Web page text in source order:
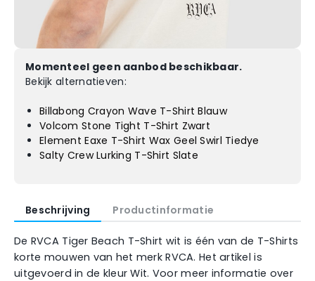
Momenteel geen aanbod beschikbaar.
Bekijk alternatieven:
Billabong Crayon Wave T-Shirt Blauw
Volcom Stone Tight T-Shirt Zwart
Element Eaxe T-Shirt Wax Geel Swirl Tiedye
Salty Crew Lurking T-Shirt Slate
Beschrijving Productinformatie
De RVCA Tiger Beach T-Shirt wit is één van de T-Shirts
korte mouwen van het merk RVCA. Het artikel is
uitgevoerd in de kleur Wit. Voor meer informatie over